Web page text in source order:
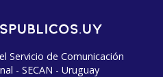
Servicio de Comunicación
- SECAN - Uruguay